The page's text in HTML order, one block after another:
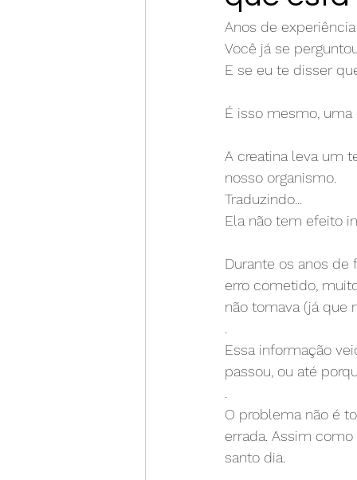
Anos de
Você já se
E se eu te disser
É isso mesmo,
A creatina leva um
nosso organismo.
Traduzindo...
Ela não tem efeito
Durante os anos
erro cometido,
não tomava (já que
Essa informação
passou, ou até
O problema não é
errada. Assim
santo dia.